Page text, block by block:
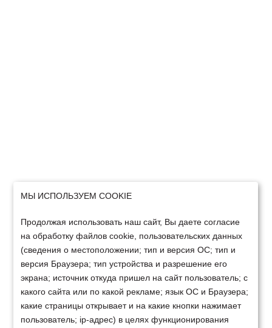
МЫ ИСПОЛЬЗУЕМ COOKIE
Продолжая использовать наш сайт, Вы даете согласие
на обработку файлов cookie, пользовательских данных
(сведения о местоположении; тип и версия ОС; тип и
версия Браузера; тип устройства и разрешение его
экрана; источник откуда пришел на сайт пользователь; с
какого сайта или по какой рекламе; язык ОС и Браузера;
какие страницы открывает и на какие кнопки нажимает
пользователь; ip-адрес) в целях функционирования